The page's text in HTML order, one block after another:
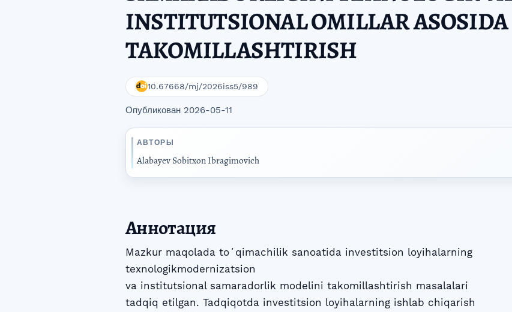
INSTITUTSIONAL OMILLAR ASOSIDA
TAKOMILLASHTIRISH
10.67668/mj/2026iss5/989
Опубликован 2026-05-11
АВТОРЫ
Alabayev Sobitxon Ibragimovich
Аннотация
Mazkur maqolada toʻqimachilik sanoatida investitsion loyihalarning
texnologikmodernizatsion
va institutsional samaradorlik modelini takomillashtirish masalalari
tadqiq etilgan. Tadqiqotda investitsion loyihalarning ishlab chiqarish